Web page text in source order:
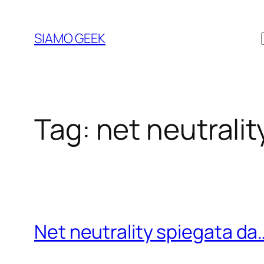
contenuto
SIAMO GEEK
Tag: net
Net neutrality spiegata